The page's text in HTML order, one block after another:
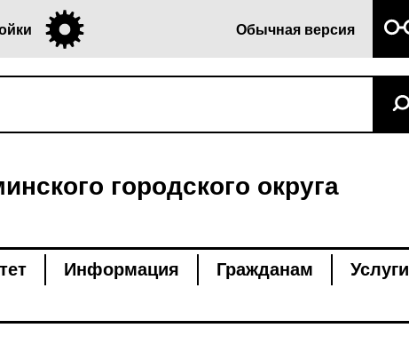
Обычная версия
городского округа
Информация Гражданам
Услуги